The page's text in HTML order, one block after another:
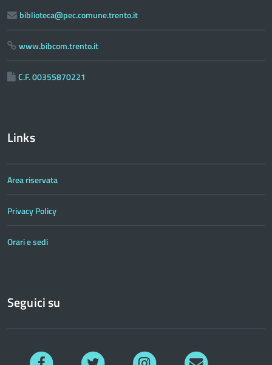
biblioteca@pec.comune.trento.it
www.bibcom.trento.it
C.F. 00355870221
Links
Area riservata
Privacy Policy
Orari e sedi
Seguici su
Facebook Instagram